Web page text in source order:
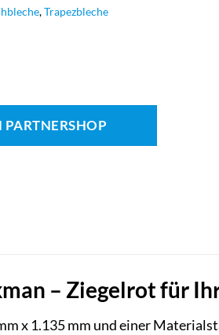
PARTNERSHOP
,Trapezbleche
– Ziegelrot für
x 1.135 mm und einer